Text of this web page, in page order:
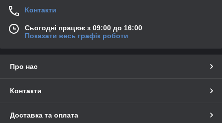
Контакти
Сьогодні працює з 09:00 до 16:00
Показати весь графік роботи
Про нас
Контакти
Доставка та оплата